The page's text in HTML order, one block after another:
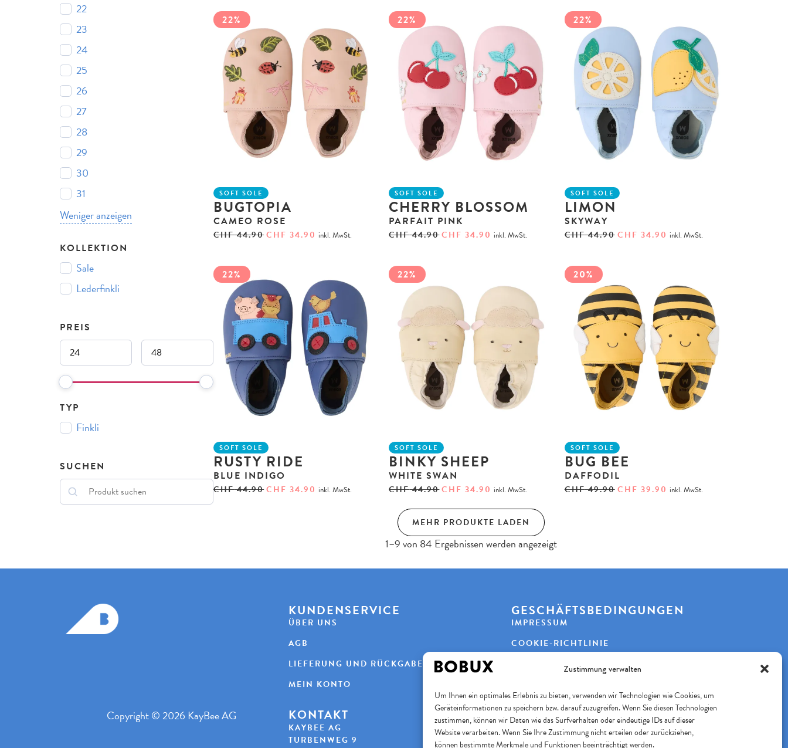
Zustimmung verwalten
Um Ihnen ein optimales Erlebnis zu bieten, verwenden wir Technologien wie Cookies, um
Geräteinformationen zu speichern bzw. darauf zuzugreifen. Wenn Sie diesen Technologien
zustimmen, können wir Daten wie das Surfverhalten oder eindeutige IDs auf dieser
Website verarbeiten. Wenn Sie Ihre Zustimmung nicht erteilen oder zurückziehen,
können bestimmte Merkmale und Funktionen beeinträchtigt werden.
22
23
24
25
26
27
28
29
30
31
Weniger anzeigen
KOLLEKTION
Sale
Lederfinkli
PREIS
TYP
Finkli
SUCHEN
22%
SOFT SOLE
BUGTOPIA
CAMEO ROSE
CHF44.90CHF 34.90 inkl. MwSt.
22%
SOFT SOLE
CHERRY BLOSSOM
PARFAIT PINK
CHF44.90CHF 34.90 inkl. MwSt.
22%
SOFT SOLE
LIMON
SKYWAY
CHF44.90 CHF 34.90 inkl. MwSt.
22%
SOFT SOLE
RUSTY RIDE
BLUE INDIGO
CHF44.90CHF 34.90 inkl. MwSt.
22%
SOFT SOLE
BINKY SHEEP
WHITE SWAN
CHF44.90CHF 34.90 inkl. MwSt.
20%
SOFT SOLE
BUG BEE
DAFFODIL
CHF49.90 CHF 39.90 inkl. MwSt.
MEHR PRODUKTE LADEN
1–9 von 84 Ergebnissen werden angezeigt
KUNDENSERVICE
ÜBER UNS
AGB
LIEFERUNG UND RÜCKGABE
MEIN KONTO
GESCHÄFTSBEDINGUNGEN
IMPRESSUM
COOKIE-RICHTLINIE
DATENSCHUTZERKLÄRUNG
Copyright © 2026 KayBee AG KONTAKT
KAYBEE AG
TURBENWEG 9
SICHERES BEZAHLEN
FOLGE UNS